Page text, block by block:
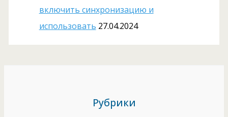
включить синхронизацию и
использовать 27.04.2024
Рубрики